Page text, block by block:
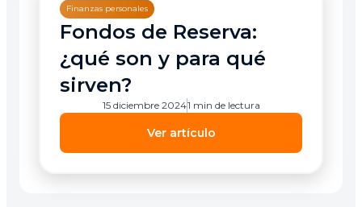
Finanzas personales
Fondos de Reserva:
¿qué son y para qué
sirven?
Ver artículo
15 diciembre 20241 min de lectura